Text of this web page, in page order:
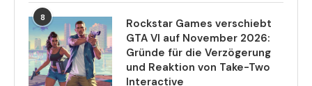
8
Rockstar Games verschiebt
GTA VI auf November 2026:
Gründe für die Verzögerung
und Reaktion von Take-Two
Interactive